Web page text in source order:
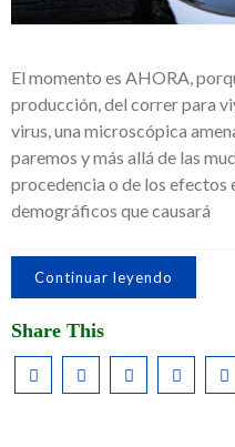
El momento es AHORA,
producción, del correr para
virus, una microscópica
paremos y más allá de las
procedencia o de los efectos
demográficos que causará
Continuar leyendo
Share This